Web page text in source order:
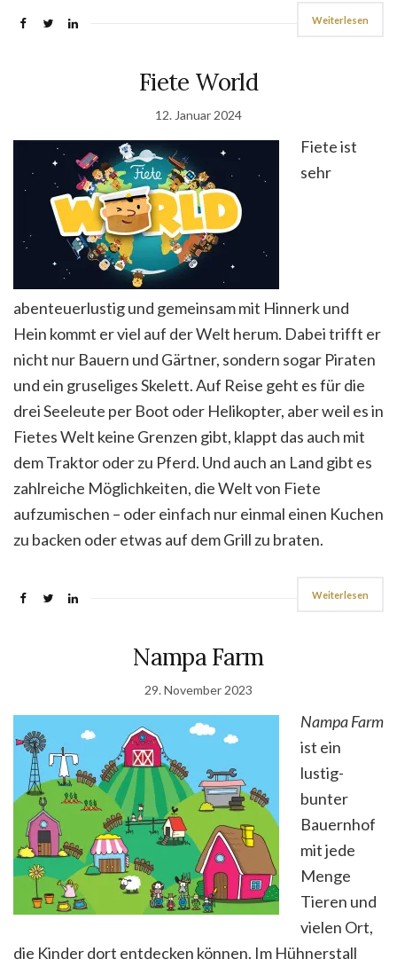
Weiterlesen
Fiete World
12. Januar 2024
Fiete ist
sehr
abenteuerlustig und gemeinsam mit Hinnerk und
Hein kommt er viel auf der Welt herum. Dabei trifft er
nicht nur Bauern und Gärtner, sondern sogar Piraten
und ein gruseliges Skelett. Auf Reise geht es für die
drei Seeleute per Boot oder Helikopter, aber weil es in
Fietes Welt keine Grenzen gibt, klappt das auch mit
dem Traktor oder zu Pferd. Und auch an Land gibt es
zahlreiche Möglichkeiten, die Welt von Fiete
aufzumischen – oder einfach nur einmal einen Kuchen
zu backen oder etwas auf dem Grill zu braten.
Weiterlesen
Nampa Farm
29. November 2023
Nampa Farm
ist ein
lustig-
bunter
Bauernhof
mit jede
Menge
Tieren und
vielen Ort,
die Kinder dort entdecken können. Im Hühnerstall